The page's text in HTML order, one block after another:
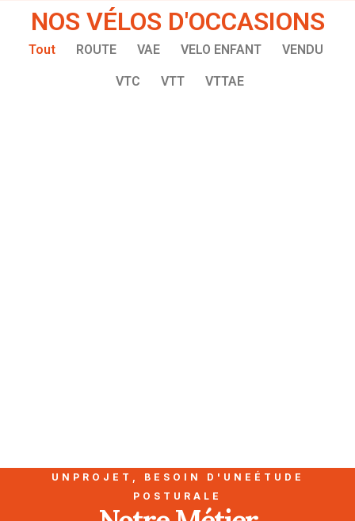
NOS VÉLOS D'OCCASIONS
Tout ROUTE VAE VELO ENFANT VENDU
VTC VTT VTTAE
UNPROJET, BESOIN D'UNEÉTUDE
POSTURALE